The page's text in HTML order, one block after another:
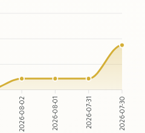
2026-08-02 2026-08-01 2026-07-31 2026-07-30